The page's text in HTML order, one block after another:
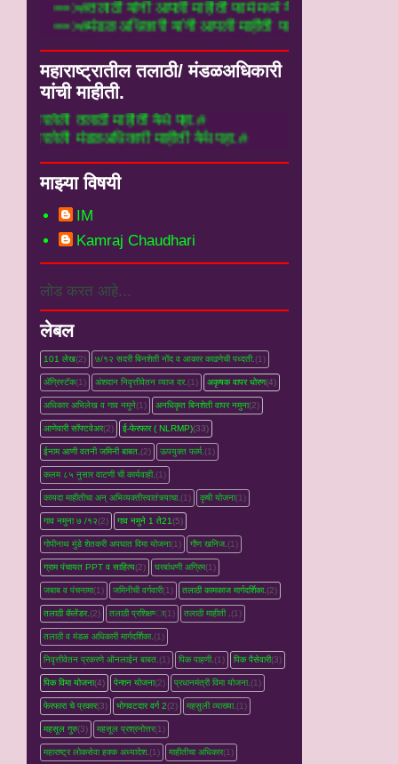
==>#तलाठी यांनी आपली माहीती फार्म मध्ये
==>#मंडळ अधिकारी यांनी आपली माहीती
महाराष्ट्रातील तलाठी/ मंडळअधिकारी
यांची माहीती.
माहीती येथे पहा.#
माहीती येथे पहा.#
माझ्या विषयी
IM
Kamraj Chaudhari
लोड करत आहे...
लेबल
101 लेख(2) ७/१२ सदरी बिनशेती नोंद व आकार काढणेची पध्दती.(1)
ॲग्रिस्टॅक(1) अंशदान निवृत्तीवेतन व्‍याज दर.(1) अकृषक वापर धोरण(4)
अधिकार अभिलेख व गाव नमुने(1) अनधिकृत बिनशेती वापर नमुना(2)
आणेवारी सॉफ्टवेअर(2) ई-फेरफार ( NLRMP)(33)
ईनाम आणी वतनी जमिनी बाबत.(2) ऊपयुक्त फार्म.(1)
कलम ८५ नुसार वाटणी ची कार्यवाही.(1)
कायदा माहीतीचा अन् अभिव्यक्तीस्वातंत्र्याचा.(1) कृषी योजना(1)
गाव नमुना ७ /१२(2) गाव नमुने 1 ते21(5)
गोपीनाथ मुंडे शेतकरी अपघात विमा योजना(1) गौण खनिज.(1)
ग्राम पंचायत PPT व साहित्य(2) घरबांधणी अग्रिम(1)
जबाब व पंचनामा(1) जमिनीची वर्गवारी(1) तलाठी कामकाज मार्गदर्शिका.(2)
तलाठी कॅलेंडर.(2) तलाठी प्रशिक्षण्‍ा(1) तलाठी माहीती .(1)
तलाठी व मंडळ अधिकारी मार्गदर्शिका.(1)
निवृत्तीवेतन प्रकरणे ऑनलाईन बाबत.(1) पिक पाहणी.(1) पिक पैसेवारी(3)
पिक विमा योजना(4) पेन्शन योजना(2) प्रधानमंत्री विमा योजना.(1)
फेरफारा चे प्रकार(3) भोगवटदार वर्ग 2(2) महसुली व्‍याख्‍या.(1)
महसूल गुरु(3) महसूल प्रश्रनोत्तर(1)
महाराष्ट्र लोकसेवा हक्क अध्यादेश.(1) माहीतीचा अधिकार(1)